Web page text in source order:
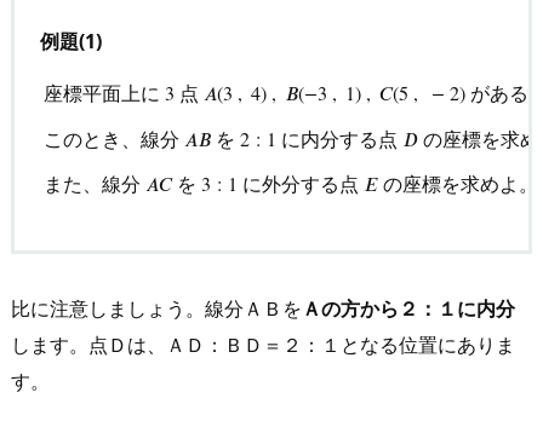
例題(1)
座標平面上に 3 点 𝐴(3 , 4) , 𝐵(−3 , 1) , 𝐶(5 , − 2)がある
このとき、線分 𝐴𝐵を 2 : 1 に内分する点 𝐷の座標を求め
また、線分 𝐴𝐶を3 : 1 に外分する点 𝐸の座標を求めよ。
座標平面上に3点A (3 4 ) , B(−3,1),C(5 −2)がある。こ
比に注意しましょう。線分ＡＢをＡの方から２：１に内分
します。点Ｄは、ＡＤ：ＢＤ＝２：１となる位置にありま
す。